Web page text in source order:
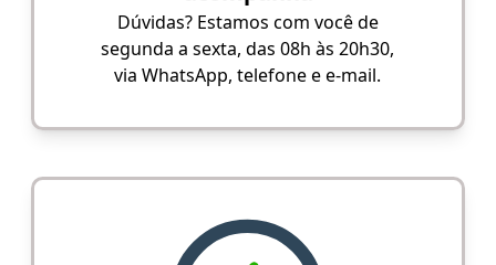
Dúvidas? Estamos com você de
segunda a sexta, das 08h às 20h30,
via WhatsApp, telefone e e-mail.